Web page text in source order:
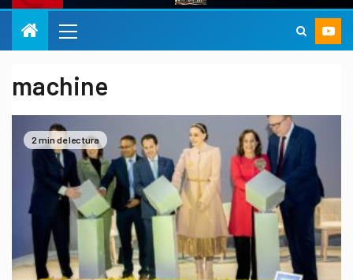
machine
2 min de lectura